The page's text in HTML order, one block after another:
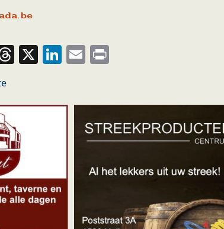
Threads
X LinkedIn
Email